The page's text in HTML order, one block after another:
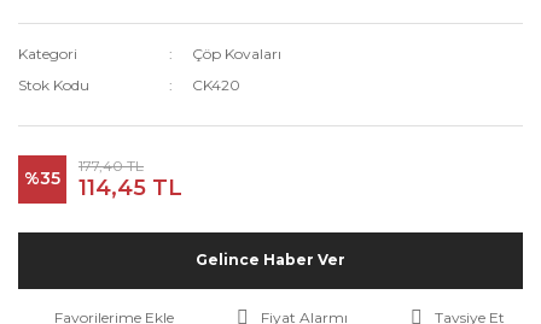
Kategori
Çöp Kovaları
Stok Kodu
CK420
%35
177,40 TL
114,45 TL
Gelince Haber Ver
Fiyat Alarmı
Tavsiye Et